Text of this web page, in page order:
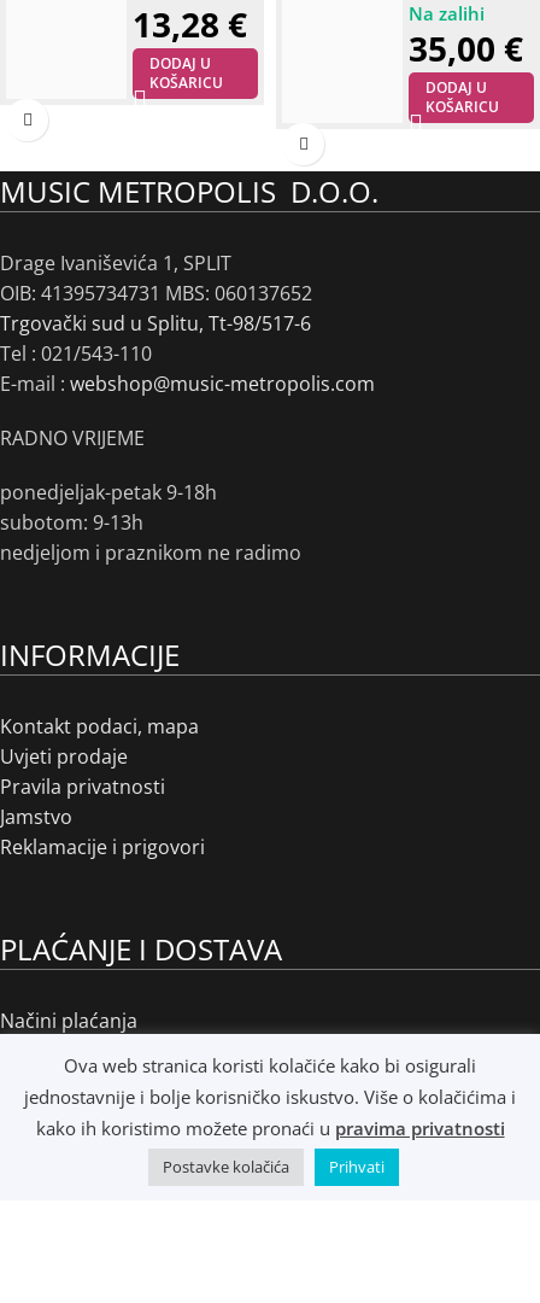
13,28 €
DODAJ U
KOŠARICU
35,00 €
DODAJ U
KOŠARICU
MUSIC METROPOLIS D.O.O.
Drage Ivaniševića 1, SPLIT
OIB: 41395734731 MBS: 060137652
Trgovački sud u Splitu, Tt-98/517-6
Tel : 021/543-110
E-mail : webshop@music-metropolis.com
RADNO VRIJEME
ponedjeljak-petak 9-18h
subotom: 9-13h
nedjeljom i praznikom ne radimo
INFORMACIJE
Kontakt podaci, mapa
Uvjeti prodaje
Pravila privatnosti
Jamstvo
Reklamacije i prigovori
PLAĆANJE I DOSTAVA
Načini plaćanja
Osobno preuzimanje
R1 i e-Računi
Music Metropolis d.o.o.- 2022 - Sva prava zadržana.
Ova web stranica koristi kolačiće kako bi osigurali
jednostavnije i bolje korisničko iskustvo. Više o kolačićima i
kako ih koristimo možete pronaći u pravima privatnosti
Postavke kolačića Prihvati